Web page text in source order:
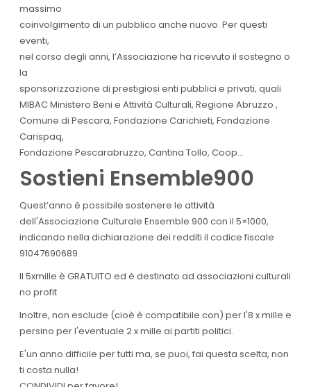
massimo
coinvolgimento di un pubblico anche nuovo. Per questi
eventi,
nel corso degli anni, l’Associazione ha ricevuto il sostegno o
la
sponsorizzazione di prestigiosi enti pubblici e privati, quali
MIBAC Ministero Beni e Attività Culturali, Regione Abruzzo ,
Comune di Pescara, Fondazione Carichieti, Fondazione
Carispaq,
Fondazione Pescarabruzzo, Cantina Tollo, Coop...
Sostieni Ensemble900
Quest’anno è possibile sostenere le attività
dell'Associazione Culturale Ensemble 900 con il 5×1000,
indicando nella dichiarazione dei redditi il codice fiscale
91047690689.
Il 5xmille è GRATUITO ed è destinato ad associazioni culturali
no profit
Inoltre, non esclude (cioè è compatibile con) per l'8 x mille e
persino per l'eventuale 2 x mille ai partiti politici.
E'un anno difficile per tutti ma, se puoi, fai questa scelta, non
ti costa nulla!